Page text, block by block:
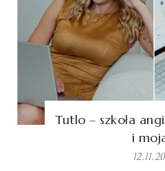
Tutlo – szkoła
i